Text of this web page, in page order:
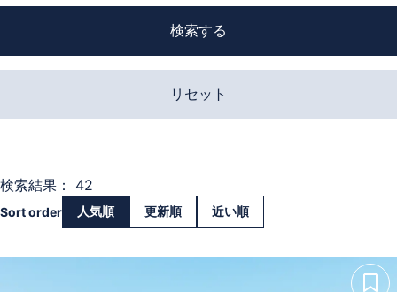
検索する
リセット
検索結果： 42
Sort order 人気順 更新順 近い順